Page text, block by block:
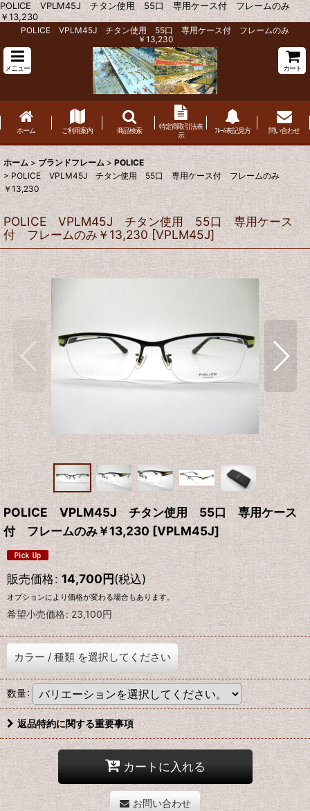
POLICE VPLM45J チタン使用 55口 専用ケース付 フレームのみ
￥13,230
POLICE VPLM45J チタン使用 55口 専用ケース付 フレームのみ
￥13,230
メニュー カート
ホーム ご利用案内 商品検索
特定商取引法表
示
ﾌﾚｰﾑ表記見方 問い合わせ
ホーム > ブランドフレーム > POLICE
> POLICE VPLM45J チタン使用 55口 専用ケース付 フレームのみ
￥13,230
POLICE VPLM45J チタン使用 55口 専用ケース
付 フレームのみ￥13,230 [VPLM45J]
POLICE VPLM45J チタン使用 55口 専用ケース
付 フレームのみ￥13,230 [VPLM45J]
販売価格: 14,700円(税込)
オプションにより価格が変わる場合もあります。
希望小売価格: 23,100円
カラー / 種類 を選択してください
数量:
返品特約に関する重要事項
カートに入れる
お問い合わせ